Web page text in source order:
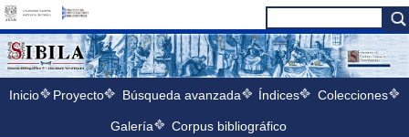
Inicio Proyecto Búsqueda avanzada Índices Colecciones
Galería Corpus bibliográfico